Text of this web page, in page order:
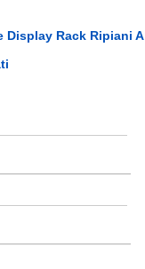
Display Rack Ripiani A